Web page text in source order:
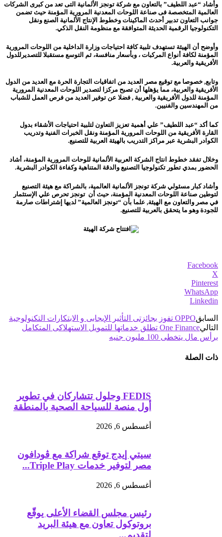
وأشاد “عبد اللطيف” بالتعاون مع شركة تونجز الألمانية التى تعد من كبرى الشركات
العالمية المتخصصة فى صناعة اللوحات المعدنية المرورية المؤمنة حيث تضمن
جوانب التعاون تدبير أحدث الماكينات وخطوط الإنتاج الألمانية الصنع ونقل
التكنولوجيا الرقمية الحديثة المتوافقة مع منظومة النقل الذكي.
وأوضح أن الهيئة تستهدف تلبية كافة احتياجات وزارة الداخلية من اللوحات المرورية
المؤمنة لكافة أنواع المركبات ، وبأسعار منافسة، ثم التوسع مستقبلا للتصديرللدول
الأفريقية والعربية.
وتابع, خصوصا مع توقيع مصر العديد من اتفاقيات التجارة الحرة مع العديد من الدول
الأفريقية والعربية، مما يؤهلها أن تصبح مركزا لتصدير اللوحات المعدنية المرورية
المؤمنة للدول الأفريقية والعربية , فضلا عن توفير العديد من فرص العمل للشباب
من المهندسين والفنيين.
كما أكد “عبد اللطيف” علي أهمية تعزيز التعاون لتلبية احتياجات الأشقاء بدول
القارة الأفريقية من اللوحات المرورية المؤمنة ونقل الخبرات الفنية وتدريب
الكوادر البشرية عبر مراكز التدريب بالهيئة العربية للتصنيع.
وخلال تفقد خطوط انتاج الشركة العربية الألمانية للوحات المرورية المؤمنة، أشاد
الحضور بمدي تطور تكنولوجيا التصنيع والدقة المتناهية وكفاءة الكوادر البشرية.
وأشاد كبار مسئولي شركة تونجز الألمانية العالمية، بالشراكة مع هيئة التصنيع
لتوطين صناعة اللوحات المعدنية المؤمنة، حيث أن تونجز تحرص علي الإستثمار
في مصر والتعاون مع الهيئة, علما بأن “تونجز العالمية” لديها إشتراطات صارمة
للجودة وهو ما يتحقق بالعربية للتصنيع.
Facebook
X
Pinterest
WhatsApp
Linkedin
السابقOPPO تفوز بجائزتى التأثير الإيجابى و الابتكارات التكنولوجية
التالي
One Finance تطلق خدماتها للتمويل الاستهلاكى المتكامل
برأس مال يتخطى 100 مليون جنيه
ذات الصلة
FEDIS وحلول تتشاركان في تطوير
أول منصة للسياحة الصحية بالمنطقة
أغسطس 6, 2026
سيتي إيدج توقع شراكة مع ڤودافون
مصر لتوفير خدمات Triple Play...
أغسطس 6, 2026
رئيس مجلس القضاء الأعلى يوقّع
بروتوكول تعاون مع هيئة البريد